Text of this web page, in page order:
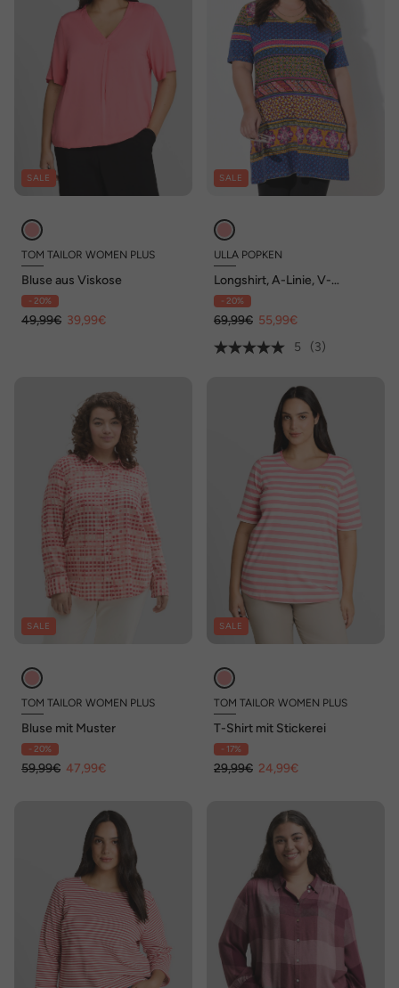
SALE
TOM TAILOR WOMEN PLUS
Bluse aus Viskose
- 20%
49,99€ 39,99€
SALE
ULLA POPKEN
Longshirt, A-Linie, V-
Ausschnitt, 3/4-Arm
- 20%
69,99€ 55,99€
5
(3)
SALE
TOM TAILOR WOMEN PLUS
Bluse mit Muster
- 20%
59,99€ 47,99€
SALE
TOM TAILOR WOMEN PLUS
T-Shirt mit Stickerei
- 17%
29,99€ 24,99€